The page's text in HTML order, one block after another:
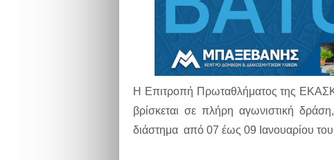
Η Επιτροπή Πρωταθλήματος της
βρίσκεται σε πλήρη αγωνιστική
διάστημα από 07 έως 09 Ιανουαρίου